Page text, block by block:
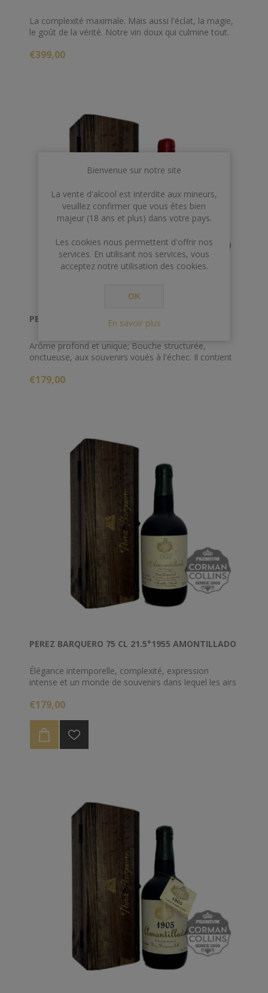
La complexité maximale. Mais aussi l'éclat, la magie,
le goût de la vérité. Notre vin doux qui culmine tout.
savoir-faire traditionnel qu'est le système des
€399,00
PEREZ BARQUERO 75 CL 21.5° 1955 OLOROSO
Arôme profond et unique; Bouche structurée,
onctueuse, aux souvenirs voués à l'échec. Il contient
décennies peut atteindre. C'est un compagnon idéal
€179,00
PEREZ BARQUERO 75 CL 21.5°1955 AMONTILLADO
Élégance intemporelle, complexité, expression
intense et un monde de souvenirs dans lequel les airs
histoire. Vin ancien, de méditation et de plaisir, que
des spécialités de saveur marquée et de fort
contraste. Un cadeau de temps et la nature.
€179,00
Bienvenue sur notre site
La vente d'alcool est interdite aux mineurs,
veuillez confirmer que vous êtes bien
majeur (18 ans et plus) dans votre pays.
Les cookies nous permettent d'offrir nos
services. En utilisant nos services, vous
acceptez notre utilisation des cookies.
OK
En savoir plus